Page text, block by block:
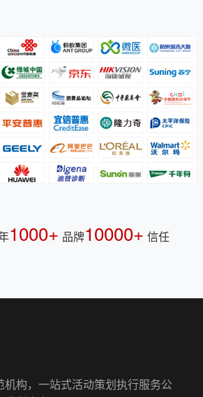
1000+ 品牌10000+ 信任
构，一站式活动策划执行服务公